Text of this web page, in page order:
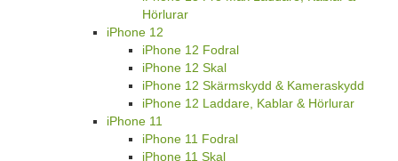
Hörlurar
iPhone 12
iPhone 12 Fodral
iPhone 12 Skal
iPhone 12 Skärmskydd & Kameraskydd
iPhone 12 Laddare, Kablar & Hörlurar
iPhone 11
iPhone 11 Fodral
iPhone 11 Skal